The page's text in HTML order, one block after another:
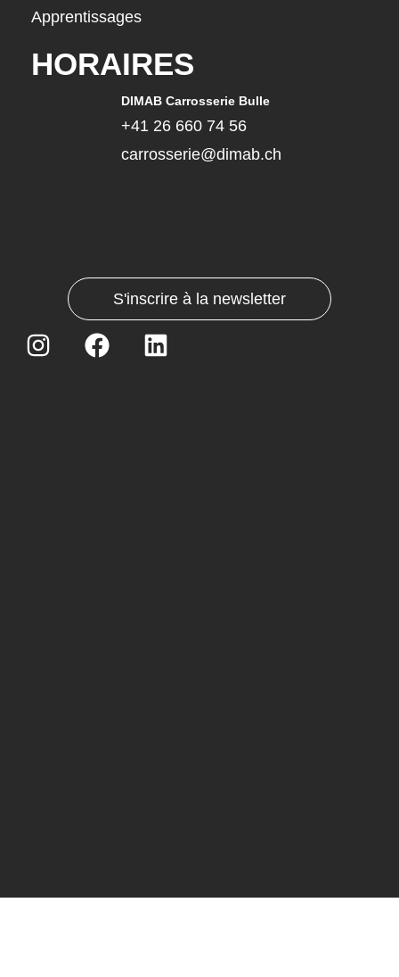
Apprentissages
HORAIRES
DIMAB Carrosserie Bulle
+41 26 660 74 56
carrosserie@dimab.ch
S'inscrire à la newsletter